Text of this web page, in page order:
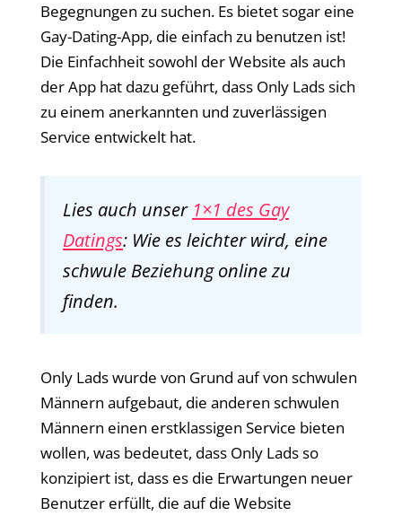
Begegnungen zu suchen. Es bietet sogar eine
Gay-Dating-App, die einfach zu benutzen ist!
Die Einfachheit sowohl der Website als auch
der App hat dazu geführt, dass Only Lads sich
zu einem anerkannten und zuverlässigen
Service entwickelt hat.
Lies auch unser 1×1 des Gay
Datings: Wie es leichter wird, eine
schwule Beziehung online zu
finden.
Only Lads wurde von Grund auf von schwulen
Männern aufgebaut, die anderen schwulen
Männern einen erstklassigen Service bieten
wollen, was bedeutet, dass Only Lads so
konzipiert ist, dass es die Erwartungen neuer
Benutzer erfüllt, die auf die Website